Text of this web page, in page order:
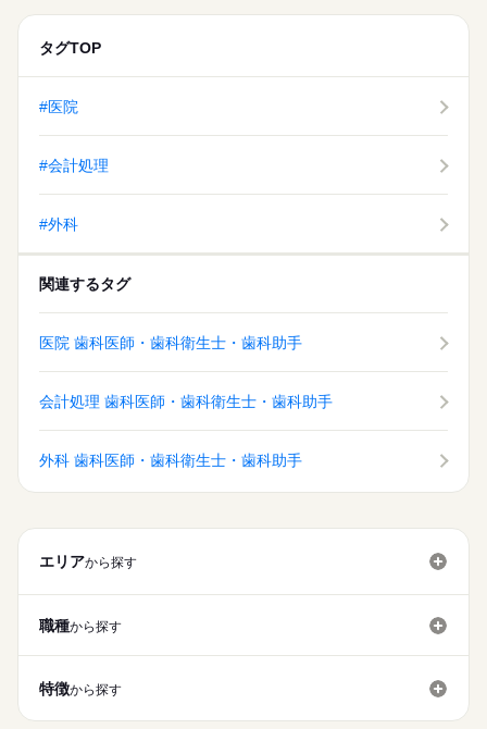
タグTOP
#医院
#会計処理
#外科
関連するタグ
医院 歯科医師・歯科衛生士・歯科助手
会計処理 歯科医師・歯科衛生士・歯科助手
外科 歯科医師・歯科衛生士・歯科助手
エリアから探す
職種から探す
特徴から探す